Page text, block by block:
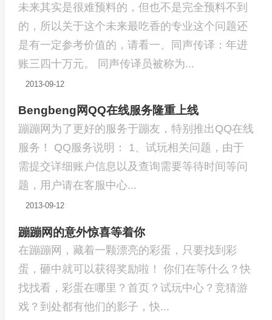
未来其实是很难预料的，但也不是完全预料不到
的，所以关于这个未来最吃香的专业这个问题还
是有一定参考价值的，请看一、同声传译：年进
账三四十万元。 同声传译员被称为...
2013-09-12
Bengbeng网QQ在线服务隆重上线
蹦蹦网为了更好的服务于蹦友，特别推出QQ在线
服务！ QQ服务说明： 1、试玩相关问题，由于
需提交详细账户信息以及查询需要等待时间等问
题，用户请在客服中心...
2013-09-12
蹦蹦网的意外惊喜等着你
在蹦蹦网，藏着一颗漂亮的彩蛋，只要找到彩
蛋，砸中就可以获得奖励啦！ 你们在等什么？快
找找看，彩蛋在哪里？首页？试玩中心？竞猜游
戏？到处都有他们的影子，快...